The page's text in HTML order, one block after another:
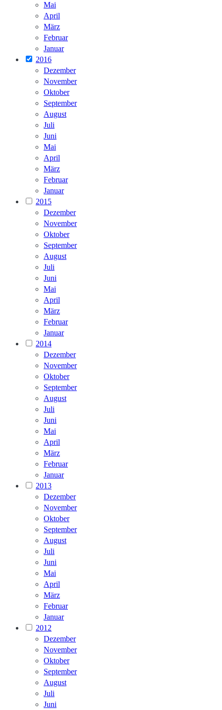
Mai
April
März
Februar
Januar
2016
Dezember
November
Oktober
September
August
Juli
Juni
Mai
April
März
Februar
Januar
2015
Dezember
November
Oktober
September
August
Juli
Juni
Mai
April
März
Februar
Januar
2014
Dezember
November
Oktober
September
August
Juli
Juni
Mai
April
März
Februar
Januar
2013
Dezember
November
Oktober
September
August
Juli
Juni
Mai
April
März
Februar
Januar
2012
Dezember
November
Oktober
September
August
Juli
Juni